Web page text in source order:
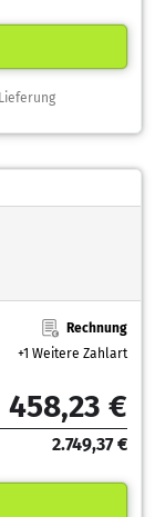
Rechnung
+1 Weitere Zahlart
458,23 €
2.749,37 €